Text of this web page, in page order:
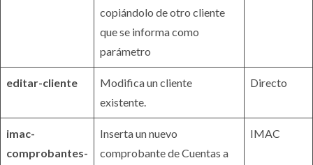
copiándolo de otro cliente
que se informa como
parámetro
editar-cliente
Modifica un cliente
existente.
Directo
imac-
comprobantes-
Inserta un nuevo
comprobante de Cuentas a
IMAC